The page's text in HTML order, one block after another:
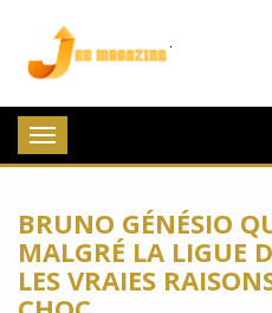
Toggle
navigation
BRUNO GÉNÉSIO
MALGRÉ LA LIGUE
LES VRAIES